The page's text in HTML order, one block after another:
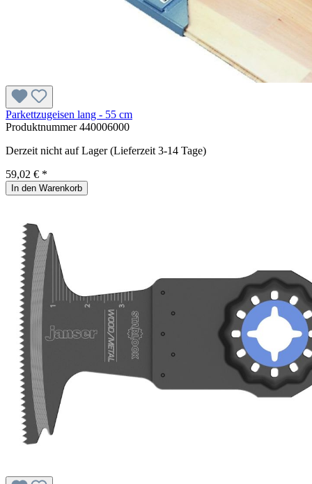
Parkettzugeisen lang - 55 cm
Produktnummer440006000
Derzeit nicht auf Lager (Lieferzeit 3-14 Tage)
59,02 € *
In den Warenkorb